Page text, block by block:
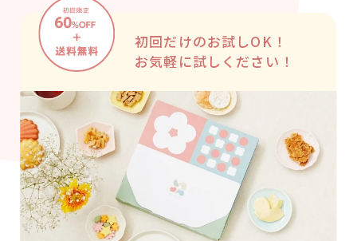
初回だけのお試しOK！
お気軽に試しください！